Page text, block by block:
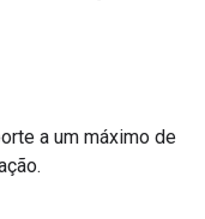
a um máximo de